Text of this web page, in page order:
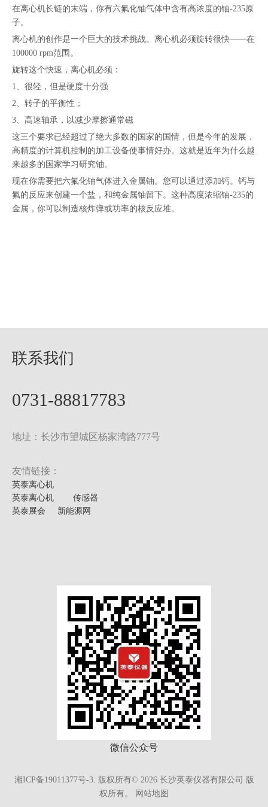
在离心机长链的末端，你有六氟化铀气体中含有高浓度的铀-235原
子。
离心机的创作是一个巨大的技术挑战。离心机必须旋转很快——在
100000 rpm范围。
旋转这个快速，离心机必须：
1、很轻，但是硬度十分强
2、转子的平衡性；
3、高速轴承，以减少摩擦通常磁
这三个要求已经超过了绝大多数的国家的国情，但是今年的发展，
高精度的计算机控制的加工设备使事情好办。这就是近年为什么越
来越多的国家学习研究铀。
现在你需要把六氟化铀气体进入金属铀。您可以通过添加钙。钙与
氟的反应来创建一个盐，和纯金属铀留下。这种高度浓缩铀-235的
金属，你可以制造核炸弹或功率的核反应堆。
联系我们
0731-88817783
地址：长沙市望城区杨家湾路777号
友情链接：
英泰离心机
英泰离心机
传感器
英泰展会
新能源网
微信公众号
湘ICP备19011377号-3. 版权所有© 2026长沙英泰仪器有限公司 版
权所有。
网站地图